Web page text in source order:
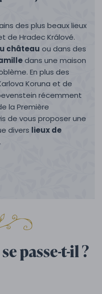
des plus beaux lieux
de Hradec Králové.
château ou dans des
dans une maison
En plus des
Koruna et de
récemment
la Première
de vous proposer une
divers lieux de
.
passe-t-il ?